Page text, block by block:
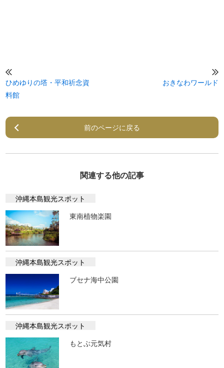
ひめゆりの塔・平和祈念資
料館
おきなわワールド
前のページに戻る
関連する他の記事
沖縄本島観光スポット
東南植物楽園
沖縄本島観光スポット
ブセナ海中公園
沖縄本島観光スポット
もとぶ元気村